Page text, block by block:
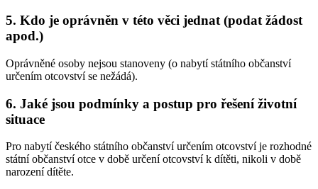
5. Kdo je oprávněn v této věci jednat (podat žádost
apod.)
Oprávněné osoby nejsou stanoveny (o nabytí státního občanství
určením otcovství se nežádá).
6. Jaké jsou podmínky a postup pro řešení životní
situace
Pro nabytí českého státního občanství určením otcovství je rozhodné
státní občanství otce v době určení otcovství k dítěti, nikoli v době
narození dítěte.